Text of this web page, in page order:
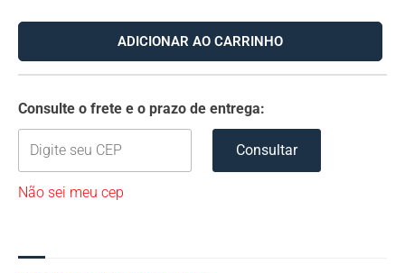
ADICIONAR AO CARRINHO
Consulte o frete e o prazo de entrega:
Consultar
Não sei meu cep